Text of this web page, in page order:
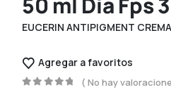
EUCERIN ANTIPIGMENT
Agregar a favoritos
( No hay